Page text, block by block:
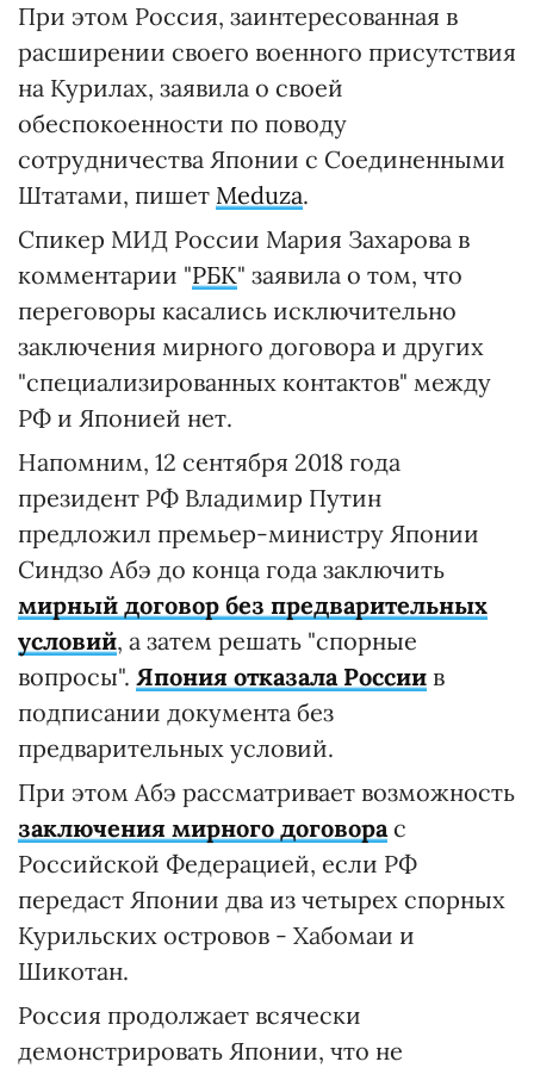
При этом Россия, заинтересованная в
расширении своего военного присутствия
на Курилах, заявила о своей
обеспокоенности по поводу
сотрудничества Японии с Соединенными
Штатами, пишет Meduza.
Спикер МИД России Мария Захарова в
комментарии "РБК" заявила о том, что
переговоры касались исключительно
заключения мирного договора и других
"специализированных контактов" между
РФ и Японией нет.
Напомним, 12 сентября 2018 года
президент РФ Владимир Путин
предложил премьер-министру Японии
Синдзо Абэ до конца года заключить
мирный договор без предварительных
условий, а затем решать "спорные
вопросы". Япония отказала России в
подписании документа без
предварительных условий.
При этом Абэ рассматривает возможность
заключения мирного договорас
Российской Федерацией, если РФ
передаст Японии два из четырех спорных
Курильских островов - Хабомаи и
Шикотан.
Россия продолжает всячески
демонстрировать Японии, что не